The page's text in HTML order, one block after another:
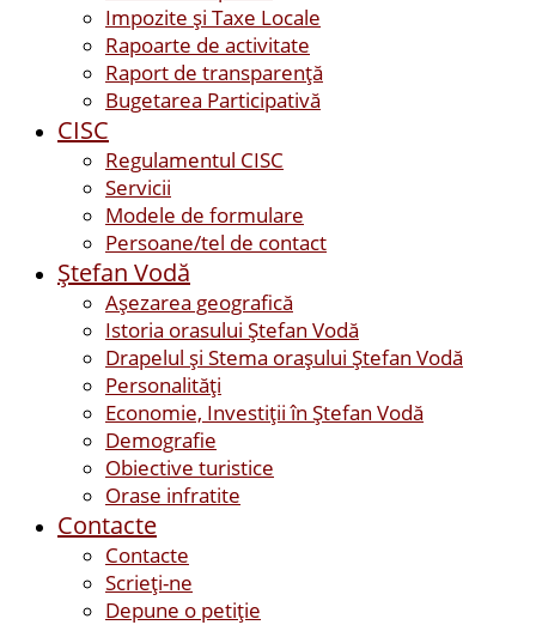
Impozite și Taxe Locale
Rapoarte de activitate
Raport de transparenţă
Bugetarea Participativă
CISC
Regulamentul CISC
Servicii
Modele de formulare
Persoane/tel de contact
Ştefan Vodă
Așezarea geografică
Istoria orasului Ştefan Vodă
Drapelul şi Stema oraşului Ştefan Vodă
Personalităţi
Economie, Investiţii în Ştefan Vodă
Demografie
Obiective turistice
Orase infratite
Contacte
Contacte
Scrieți-ne
Depune o petiție